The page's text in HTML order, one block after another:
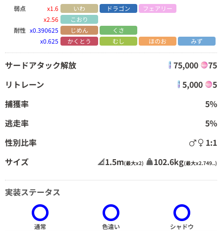
弱点 x1.6 いわ ドラゴン
フェアリー
x2.56
こおり
耐性 x0.390625 じめん
くさ
x0.625
かくとう むし ほのお みず
サードアタック解放 75,000
75
リトレーン
5,000
5
捕獲率
5%
逃走率
5%
性別比率
1:1
サイズ
1.5m(最大x2) 102.6kg(最大x2.749..)
実装ステータス
通常 色違い シャドウ